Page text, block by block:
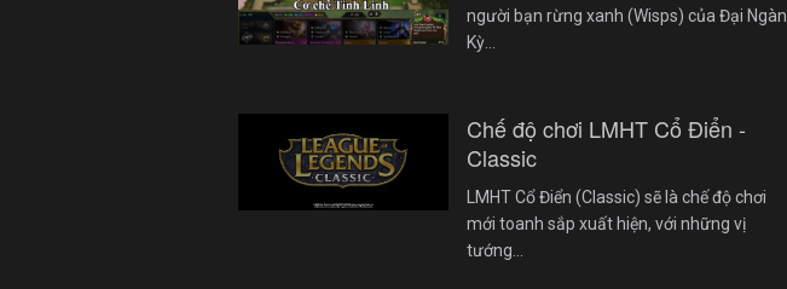
người bạn rừng xanh (Wisps) của Đại Ngàn
Kỳ…
Chế độ chơi LMHT Cổ Điển -
Classic
LMHT Cổ Điển (Classic) sẽ là chế độ chơi
mới toanh sắp xuất hiện, với những vị
tướng…